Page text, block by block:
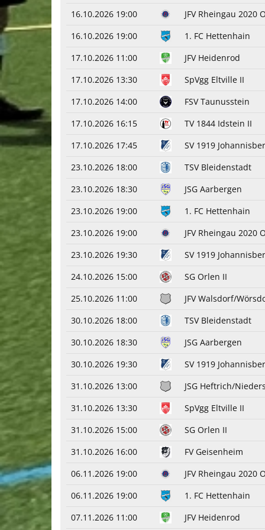
16.10.2026 19:00
JFV Rheingau 2020
16.10.2026 19:00
1. FC Hettenhain
17.10.2026 11:00
JFV Heidenrod
17.10.2026 13:30
SpVgg Eltville II
17.10.2026 14:00
FSV Taunusstein
17.10.2026 16:15
TV 1844 Idstein II
17.10.2026 17:45
SV 1919
23.10.2026 18:00
TSV Bleidenstadt
23.10.2026 18:30
JSG Aarbergen
23.10.2026 19:00
1. FC Hettenhain
23.10.2026 19:00
JFV Rheingau 2020
23.10.2026 19:30
SV 1919
24.10.2026 15:00
SG Orlen II
25.10.2026 11:00
JFV Walsdorf/
30.10.2026 18:00
TSV Bleidenstadt
30.10.2026 18:30
JSG Aarbergen
30.10.2026 19:30
SV 1919
31.10.2026 13:00
JSG Heftrich/
31.10.2026 13:30
SpVgg Eltville II
31.10.2026 15:00
SG Orlen II
31.10.2026 16:00
FV Geisenheim
06.11.2026 19:00
JFV Rheingau 2020
06.11.2026 19:00
1. FC Hettenhain
07.11.2026 11:00
JFV Heidenrod